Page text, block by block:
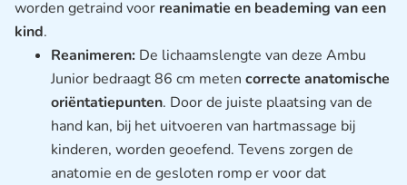
worden getraind voor reanimatie en beademing van een
kind.
Reanimeren: De lichaamslengte van deze Ambu
Junior bedraagt 86 cm meten correcte anatomische
oriëntatiepunten. Door de juiste plaatsing van de
hand kan, bij het uitvoeren van hartmassage bij
kinderen, worden geoefend. Tevens zorgen de
anatomie en de gesloten romp er voor dat